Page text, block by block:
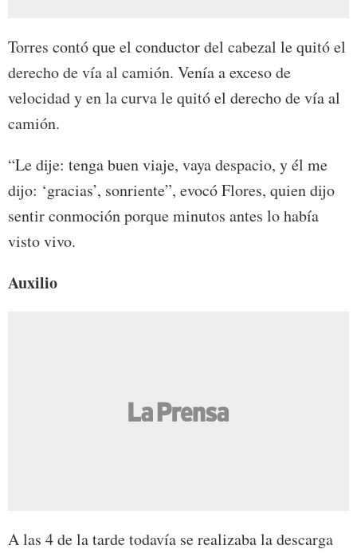
Torres contó que el conductor del cabezal le quitó el
derecho de vía al camión. Venía a exceso de
velocidad y en la curva le quitó el derecho de vía al
camión.
“Le dije: tenga buen viaje, vaya despacio, y él me
dijo: ‘gracias’, sonriente”, evocó Flores, quien dijo
sentir conmoción porque minutos antes lo había
visto vivo.
Auxilio
A las 4 de la tarde todavía se realizaba la descarga